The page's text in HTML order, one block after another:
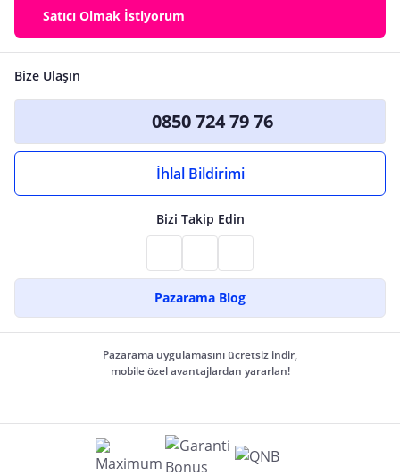
Satıcı Olmak İstiyorum
Bize Ulaşın
0850 724 79 76
İhlal Bildirimi
Bizi Takip Edin
Pazarama Blog
Pazarama uygulamasını ücretsiz indir,
mobile özel avantajlardan yararlan!